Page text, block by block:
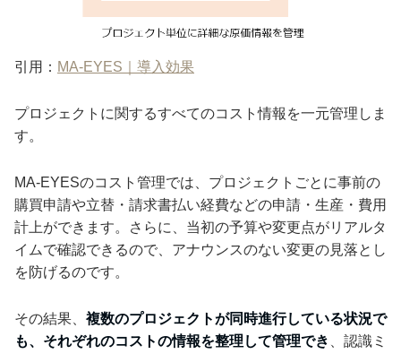
引用： MA-EYES｜導入効果
プロジェクトに関するすべてのコスト情報を一元管理しま
す。
MA-EYESのコスト管理では、プロジェクトごとに事前の
購買申請や立替・請求書払い経費などの申請・生産・費用
計上ができます。さらに、当初の予算や変更点がリアルタ
イムで確認できるので、アナウンスのない変更の見落とし
を防げるのです。
その結果、 複数のプロジェクトが同時進行している状況で
も、それぞれのコストの情報を整理して管理でき
、認識ミ